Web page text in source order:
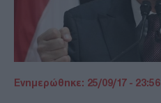
Ενημερώθηκε: 25/09/17 - 23:56